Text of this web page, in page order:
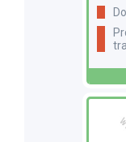
programowanie